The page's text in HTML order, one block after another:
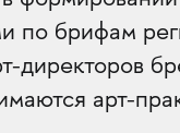
по брифам
директоров
арт-